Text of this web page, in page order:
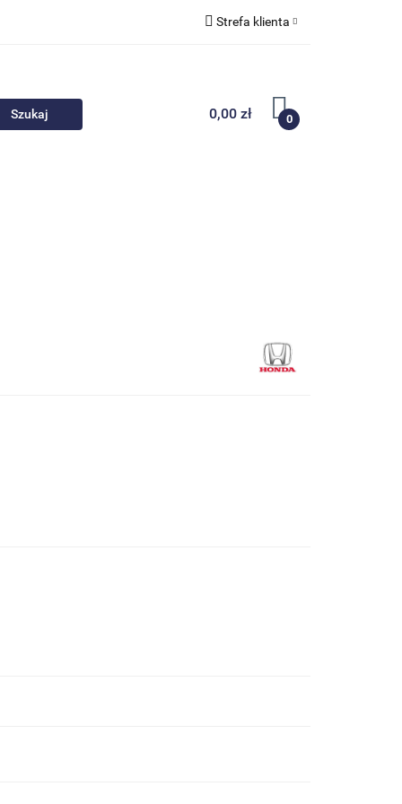
Strefa klienta
Zarejestruj się
Dodaj zgłoszenie
0,00 zł 0